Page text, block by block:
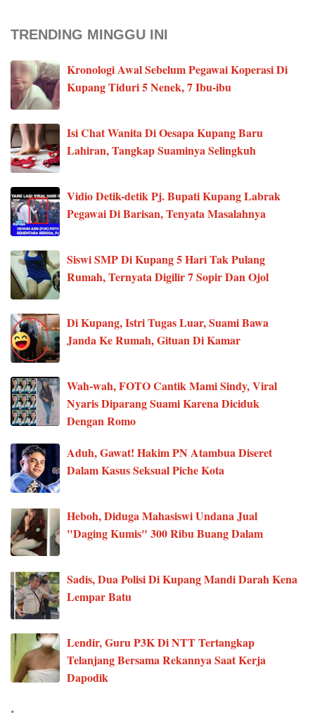
TRENDING MINGGU INI
Kronologi Awal Sebelum Pegawai Koperasi Di
Kupang Tiduri 5 Nenek, 7 Ibu-ibu
Isi Chat Wanita Di Oesapa Kupang Baru
Lahiran, Tangkap Suaminya Selingkuh
Vidio Detik-detik Pj. Bupati Kupang Labrak
Pegawai Di Barisan, Tenyata Masalahnya
Siswi SMP Di Kupang 5 Hari Tak Pulang
Rumah, Ternyata Digilir 7 Sopir Dan Ojol
Di Kupang, Istri Tugas Luar, Suami Bawa
Janda Ke Rumah, Gituan Di Kamar
Wah-wah, FOTO Cantik Mami Sindy, Viral
Nyaris Diparang Suami Karena Diciduk
Dengan Romo
Aduh, Gawat! Hakim PN Atambua Diseret
Dalam Kasus Seksual Piche Kota
Heboh, Diduga Mahasiswi Undana Jual
"Daging Kumis" 300 Ribu Buang Dalam
Sadis, Dua Polisi Di Kupang Mandi Darah Kena
Lempar Batu
Lendir, Guru P3K Di NTT Tertangkap
Telanjang Bersama Rekannya Saat Kerja
Dapodik
.